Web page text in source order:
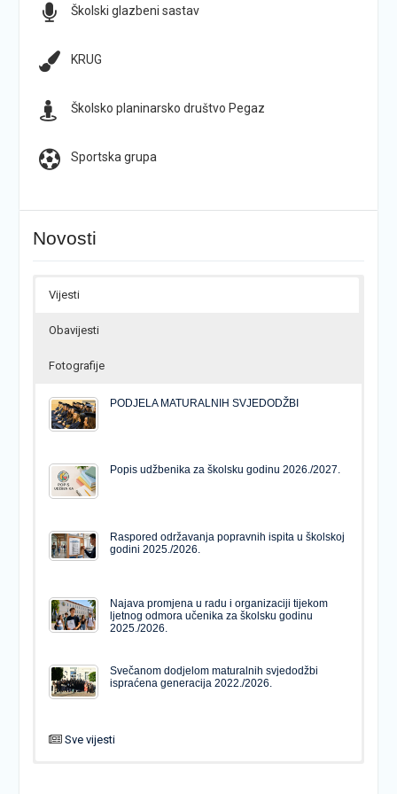
Školski glazbeni sastav
KRUG
Školsko planinarsko društvo Pegaz
Sportska grupa
Novosti
Vijesti
Obavijesti
Fotografije
PODJELA MATURALNIH SVJEDODŽBI
Popis udžbenika za školsku godinu 2026./2027.
Raspored održavanja popravnih ispita u školskoj
godini 2025./2026.
Najava promjena u radu i organizaciji tijekom
ljetnog odmora učenika za školsku godinu
2025./2026.
Svečanom dodjelom maturalnih svjedodžbi
ispraćena generacija 2022./2026.
Sve vijesti